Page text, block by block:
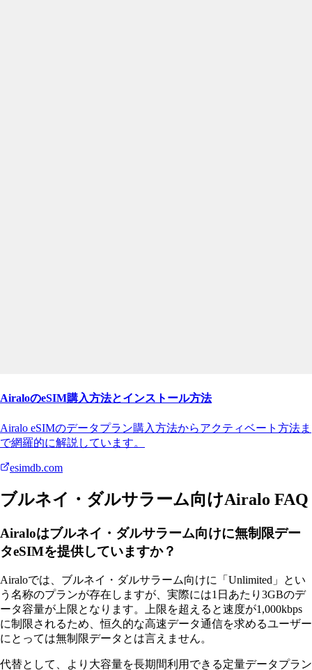
AiraloのeSIM購入方法とインストール方法
Airalo eSIMのデータプラン購入方法からアクティベート方法ま
で網羅的に解説しています。
esimdb.com
ブルネイ・ダルサラーム向けAiralo FAQ
Airaloはブルネイ・ダルサラーム向けに無制限デー
タeSIMを提供していますか？
Airaloでは、ブルネイ・ダルサラーム向けに「Unlimited」とい
う名称のプランが存在しますが、実際には1日あたり3GBのデ
ータ容量が上限となります。上限を超えると速度が1,000kbps
に制限されるため、恒久的な高速データ通信を求めるユーザー
にとっては無制限データとは言えません。
代替として、より大容量を長期間利用できる定量データプラン